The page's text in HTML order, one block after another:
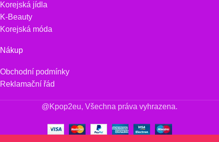
Korejská jídla
K-Beauty
Korejská móda
Nákup
Obchodní podmínky
Reklamační řád
@Kpop2eu, Všechna práva vyhrazena.